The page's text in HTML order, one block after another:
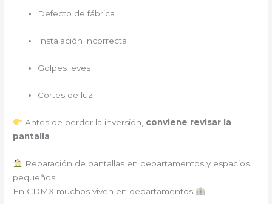
Defecto de fábrica
Instalación incorrecta
Golpes leves
Cortes de luz
Antes de perder la inversión, conviene revisar la
pantalla
Reparación de pantallas en departamentos y espacios
pequeños
En CDMX muchos viven en departamentos